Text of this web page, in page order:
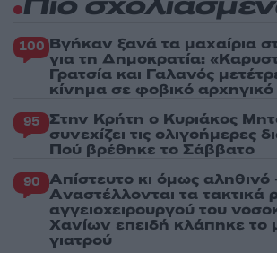
Πιο
100 Βγήκαν ξανά τα μαχαίρια
για τη Δημοκρατία:
Γρατσία και Γαλανός
κίνημα σε φοβικό
95 Στην Κρήτη ο Κυριάκος
συνεχίζει τις ολιγοήμερες
Πού βρέθηκε το Σάββατο
90 Απίστευτο κι όμως αληθινό
Aναστέλλονται τα τακτικά
αγγειοχειρουργού του
Χανίων επειδή κλάπηκε το
γιατρού